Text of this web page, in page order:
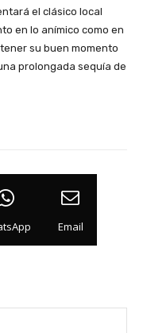
el clásico local
en lo anímico como en
su buen momento
prolongada sequía de
Email